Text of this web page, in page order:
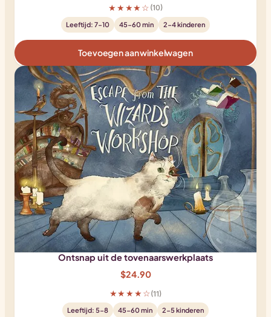
★★★★☆ (10)
Leeftijd: 7-10 45-60 min 2-4 kinderen
Toevoegen aan winkelwagen
Ontsnap uit de tovenaarswerkplaats
$24.90
★★★★☆ (11)
Leeftijd: 5-8 45-60 min 2-5 kinderen